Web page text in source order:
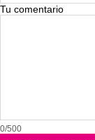
Tu comentario
0/500